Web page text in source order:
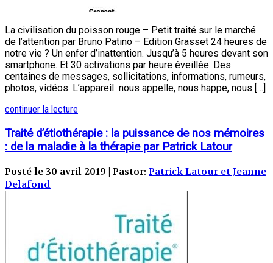
La civilisation du poisson rouge – Petit traité sur le marché
de l’attention par Bruno Patino – Edition Grasset 24 heures de
notre vie ? Un enfer d’inattention. Jusqu’à 5 heures devant son
smartphone. Et 30 activations par heure éveillée. Des
centaines de messages, sollicitations, informations, rumeurs,
photos, vidéos. L’appareil nous appelle, nous happe, nous […]
continuer la lecture
Traité d’étiothérapie : la puissance de nos mémoires
: de la maladie à la thérapie par Patrick Latour
Posté le 30 avril 2019 | Pastor: Patrick Latour et Jeanne
Delafond